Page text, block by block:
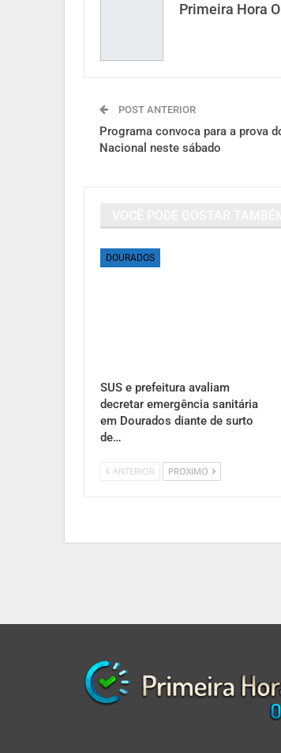
Primeira Hora
POST ANTERIOR
Programa convoca para a prova
Nacional neste sábado
DOURADOS
SUS e prefeitura avaliam
decretar emergência sanitária
em Dourados diante de surto
de…
ANTERIOR PROXIMO